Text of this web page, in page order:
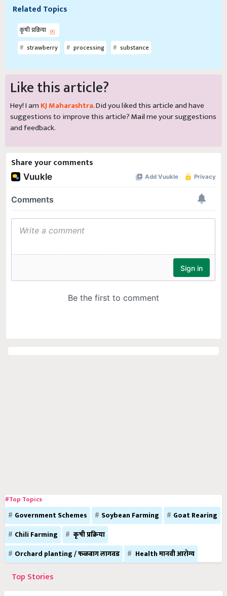
Related Topics
कृषी प्रक्रिया
strawberry
processing substance
Like this article?
Hey! I am KJ Maharashtra. Did you liked this article and have
suggestions to improve this article?Mailme your suggestions
and feedback.
Share your comments
#Top Topics
Government Schemes Soybean Farming
Goat Rearing
Chili Farming
कृषी प्रक्रिया
Orchard planting / फळबाग लागवड
Health मानवी आरोग्य
Top Stories